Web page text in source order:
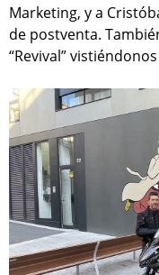
Marketing, y a
de postventa.
“Revival”